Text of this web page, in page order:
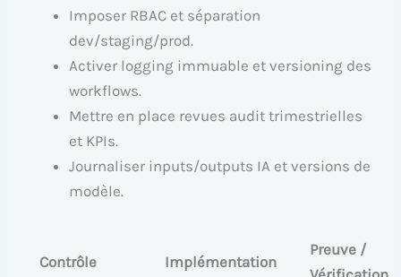
Imposer RBAC et séparation
dev/staging/prod.
Activer logging immuable et versioning des
workflows.
Mettre en place revues audit trimestrielles
et KPIs.
Journaliser inputs/outputs IA et versions de
modèle.
Contrôle Implémentation
Preuve /